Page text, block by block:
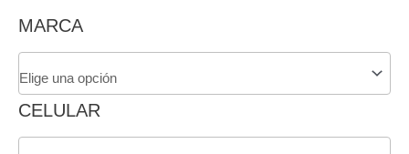
MARCA
CELULAR
Carcasa
Hero
Academia
Celular